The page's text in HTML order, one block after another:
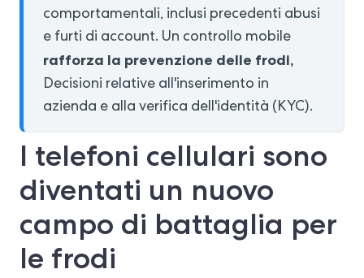
comportamentali, inclusi precedenti abusi
e furti di account. Un controllo mobile
rafforza la prevenzione delle frodi,
Decisioni relative all'inserimento in
azienda e alla verifica dell'identità (KYC).
I telefoni cellulari sono
diventati un nuovo
campo di battaglia per
le frodi